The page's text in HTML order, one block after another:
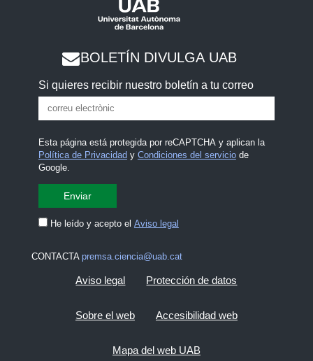
BOLETÍN DIVULGA UAB
Si quieres recibir nuestro boletín a tu correo
Esta página está protegida por reCAPTCHA y aplican la
Política de Privacidady Condiciones del serviciode
Google.
He leído y acepto el Aviso legal
CONTACTA premsa.ciencia@uab.cat
Aviso legal Protección de datos
Sobre el web Accesibilidad web
Mapa del web UAB